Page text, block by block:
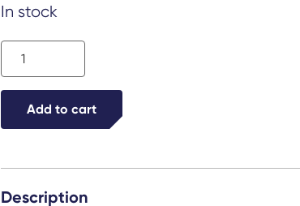
In stock
Bruach
na
Beirtrí
quantity
Add to cart
Description